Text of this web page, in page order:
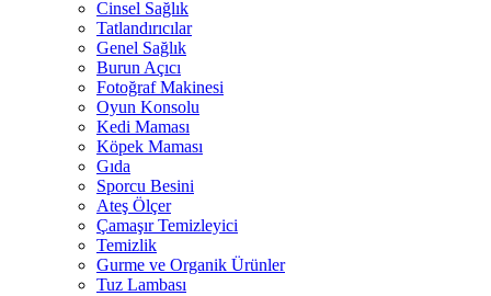
Cinsel Sağlık
Tatlandırıcılar
Genel Sağlık
Burun Açıcı
Fotoğraf Makinesi
Oyun Konsolu
Kedi Maması
Köpek Maması
Gıda
Sporcu Besini
Ateş Ölçer
Çamaşır Temizleyici
Temizlik
Gurme ve Organik Ürünler
Tuz Lambası